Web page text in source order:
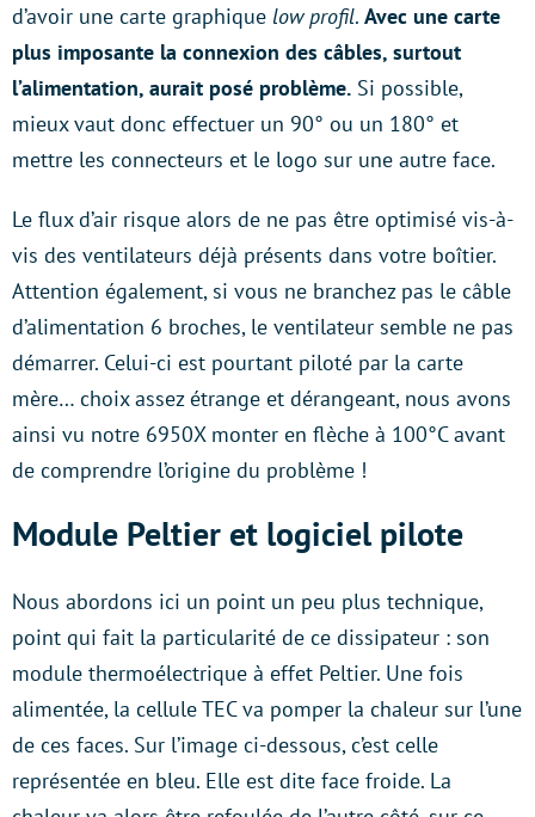
d’avoir une carte graphique low profil. Avec une carte
plus imposante la connexion des câbles, surtout
l’alimentation, aurait posé problème. Si possible,
mieux vaut donc effectuer un 90° ou un 180° et
mettre les connecteurs et le logo sur une autre face.
Le flux d’air risque alors de ne pas être optimisé vis-à-
vis des ventilateurs déjà présents dans votre boîtier.
Attention également, si vous ne branchez pas le câble
d’alimentation 6 broches, le ventilateur semble ne pas
démarrer. Celui-ci est pourtant piloté par la carte
mère… choix assez étrange et dérangeant, nous avons
ainsi vu notre 6950X monter en flèche à 100°C avant
de comprendre l’origine du problème !
Module Peltier et logiciel pilote
Nous abordons ici un point un peu plus technique,
point qui fait la particularité de ce dissipateur : son
module thermoélectrique à effet Peltier. Une fois
alimentée, la cellule TEC va pomper la chaleur sur l’une
de ces faces. Sur l’image ci-dessous, c’est celle
représentée en bleu. Elle est dite face froide. La